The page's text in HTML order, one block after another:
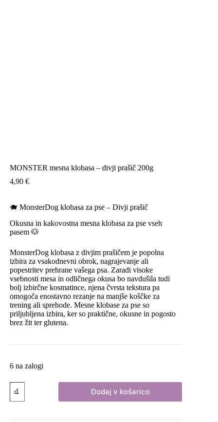
MONSTER mesna klobasa – divji prašič 200g
4,90 €
🐗 MonsterDog klobasa za pse – Divji prašič
Okusna in kakovostna mesna klobasa za pse vseh
pasem 🐶
MonsterDog klobasa z divjim prašičem je popolna
izbira za vsakodnevni obrok, nagrajevanje ali
popestritev prehrane vašega psa. Zaradi visoke
vsebnosti mesa in odličnega okusa bo navdušila tudi
bolj izbirčne kosmatince, njena čvrsta tekstura pa
omogoča enostavno rezanje na manjše koščke za
trening ali sprehode. Mesne klobase za pse so
priljubljena izbira, ker so praktične, okusne in pogosto
brez žit ter glutena.
6 na zalogi
MONSTER
mesna
klobasa
divji
Dodaj v košarico